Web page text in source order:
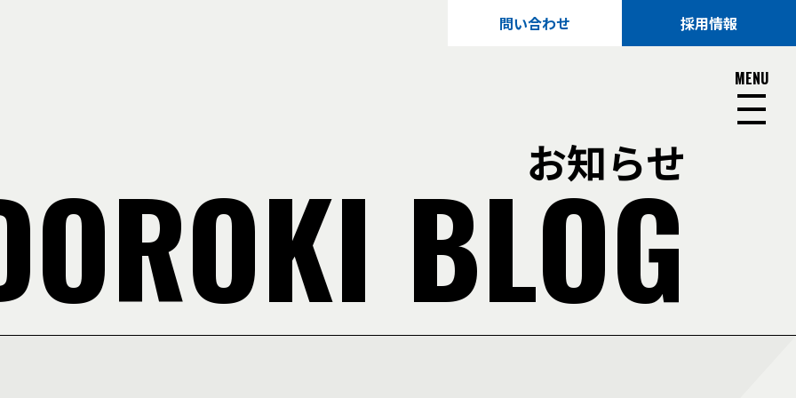
問い合わせ 採用情報
MENU
お知らせ
BLOG